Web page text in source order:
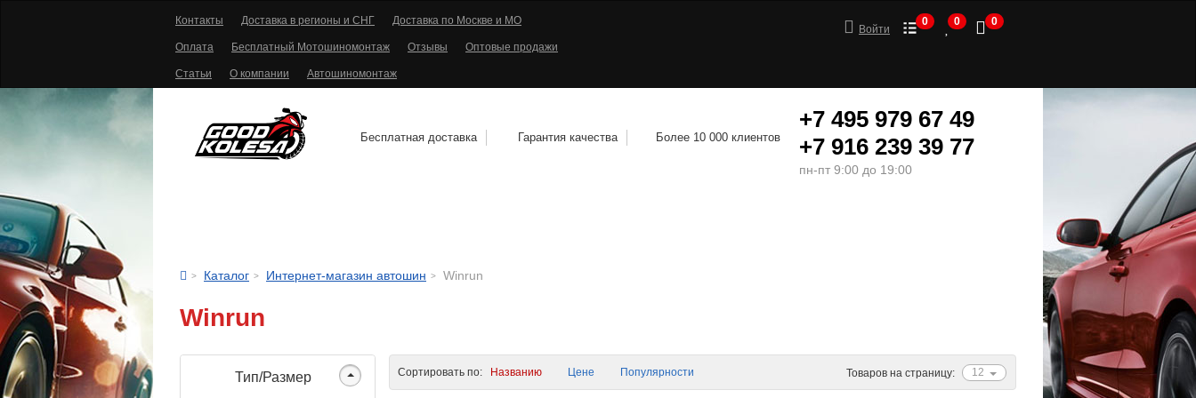
Контакты Доставка в регионы и СНГ Доставка по Москве и МО
Оплата Бесплатный Мотошиномонтаж Отзывы Оптовые продажи
Статьи О компании Автошиномонтаж
Войти
0 0 0
Бесплатная доставка Гарантия качества Более 10 000 клиентов
+7 495 979 67 49
+7 916 239 39 77
пн-пт 9:00 до 19:00
Каталог Интернет-магазин автошин Winrun
Winrun
Тип/Размер 12
Товаров на страницу:
Сортировать по: Названию Цене Популярности